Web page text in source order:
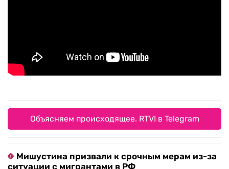
Объясняем происходящее. RTVI в Telegram
Мишустина призвали к срочным мерам из-за
ситуации с мигрантами в РФ